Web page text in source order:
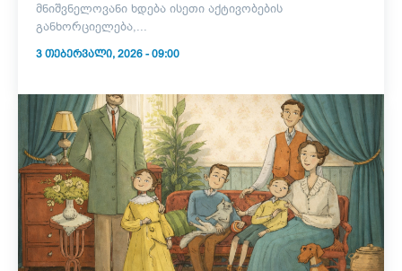
მნიშვნელოვანი ხდება ისეთი აქტივობების
განხორციელება,...
3 ᲗᲔᲑᲔᲠᲕᲐᲚᲘ, 2026 - 09:00